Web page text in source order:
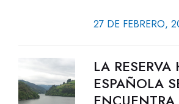
27 DE FEBRERO,
LA
ESPAÑOLA